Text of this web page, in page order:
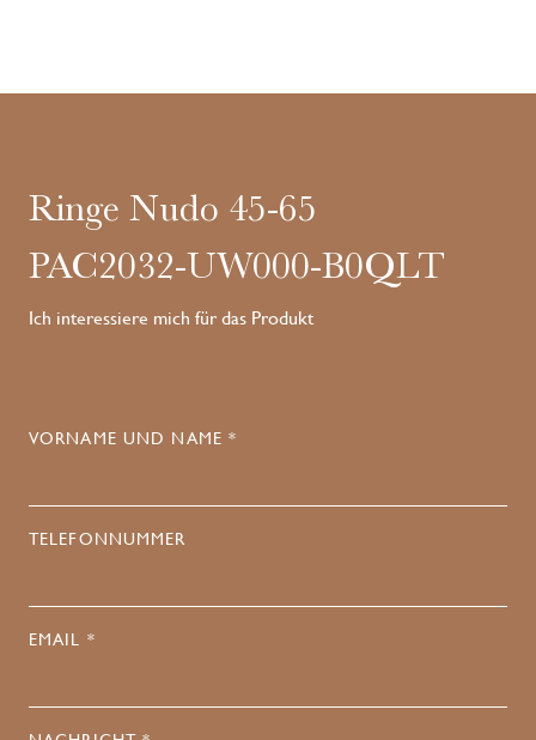
Ringe Nudo 45-65
PAC2032-UW000-B0QLT
Ich interessiere mich für das Produkt
VORNAME UND NAME *
TELEFONNUMMER
EMAIL *